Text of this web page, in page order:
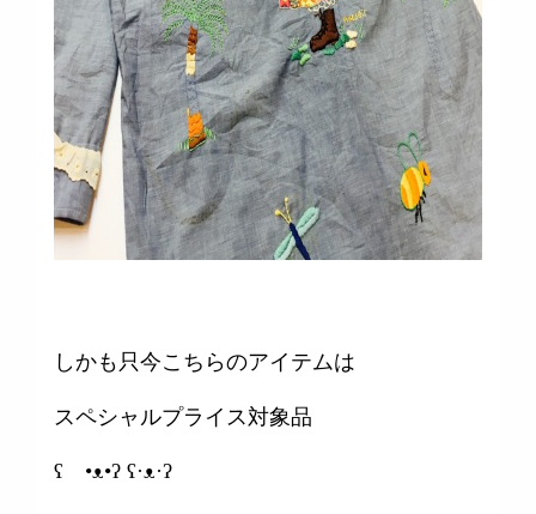
しかも只今こちらのアイテムは
スペシャルプライス対象品
ʕ •ᴥ•ʔ ʕ·ᴥ·ʔ